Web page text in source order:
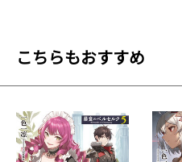
こちらもおすすめ